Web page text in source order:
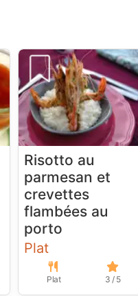
Risotto au
parmesan et
crevettes
flambées au
porto
Plat
Plat 3 / 5